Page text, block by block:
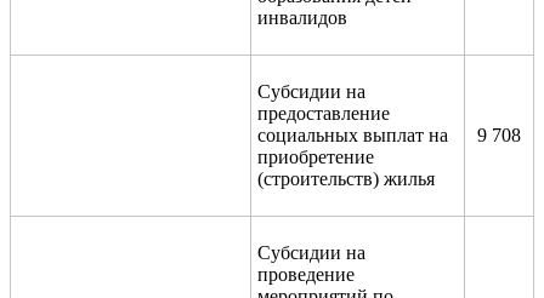
инвалидов
Субсидии на
предоставление
социальных выплат на
приобретение
(строительств) жилья
9 708
Субсидии на
проведение